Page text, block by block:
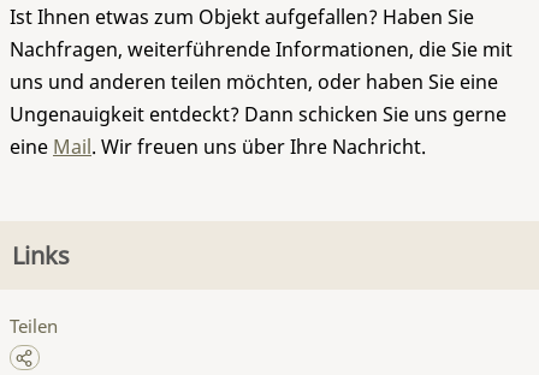
Ist Ihnen etwas zum Objekt aufgefallen? Haben Sie
Nachfragen, weiterführende Informationen, die Sie mit
uns und anderen teilen möchten, oder haben Sie eine
Ungenauigkeit entdeckt? Dann schicken Sie uns gerne
eine Mail. Wir freuen uns über Ihre Nachricht.
Links
Teilen